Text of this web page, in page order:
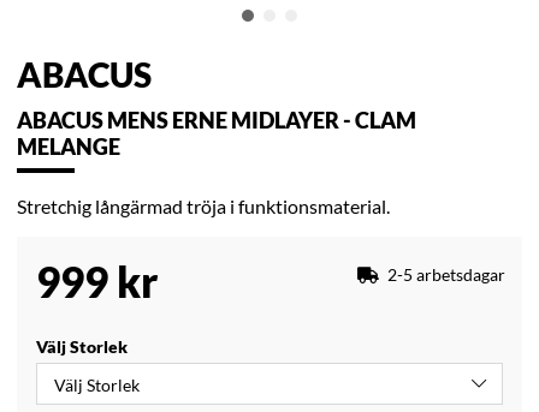
ABACUS
ABACUS MENS ERNE MIDLAYER - CLAM
MELANGE
Stretchig långärmad tröja i funktionsmaterial.
999 kr 2-5 arbetsdagar
Välj Storlek